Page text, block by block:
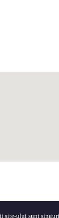
ului sunt